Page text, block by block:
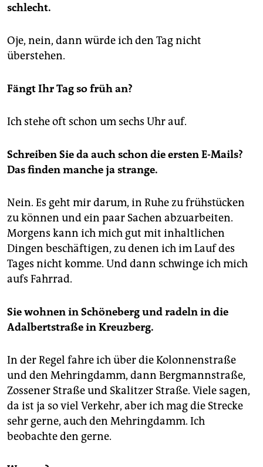
schlecht.
Oje, nein, dann würde ich den Tag nicht
überstehen.
Fängt Ihr Tag so früh an?
Ich stehe oft schon um sechs Uhr auf.
Schreiben Sie da auch schon die ersten E-Mails?
Das finden manche ja strange.
Nein. Es geht mir darum, in Ruhe zu frühstücken
zu können und ein paar Sachen abzuarbeiten.
Morgens kann ich mich gut mit inhaltlichen
Dingen beschäftigen, zu denen ich im Lauf des
Tages nicht komme. Und dann schwinge ich mich
aufs Fahrrad.
Sie wohnen in Schöneberg und radeln in die
Adalbertstraße in Kreuzberg.
In der Regel fahre ich über die Kolonnenstraße
und den Mehringdamm, dann Bergmannstraße,
Zossener Straße und Skalitzer Straße. Viele sagen,
da ist ja so viel Verkehr, aber ich mag die Strecke
sehr gerne, auch den Mehringdamm. Ich
beobachte den gerne.